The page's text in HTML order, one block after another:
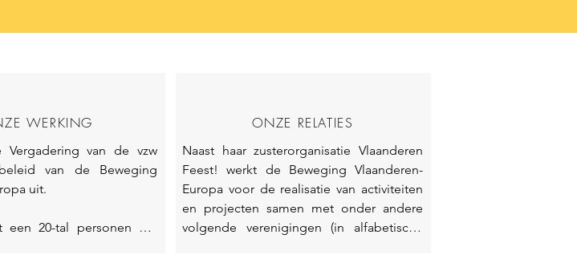
WERKING
Vergadering van de vzw
van de Beweging
uit.
20-tal personen die
ONZE RELATIES
Naast haar zusterorganisatie Vlaanderen
Feest! werkt de Beweging Vlaanderen-
Europa voor de realisatie van activiteiten
en projecten samen met onder andere
volgende verenigingen (in alfabetische